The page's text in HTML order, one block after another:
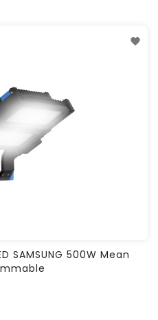
SAMSUNG 500W Mean